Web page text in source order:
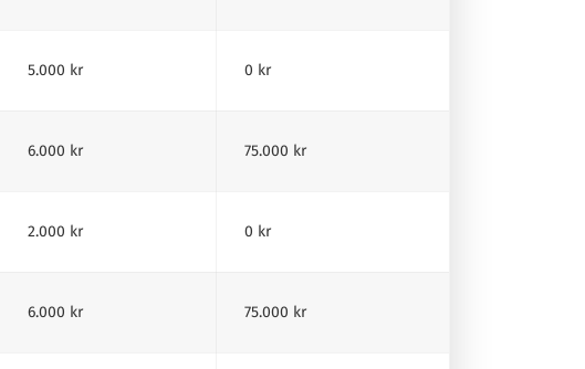
5.000 kr 0 kr
6.000 kr 75.000 kr
2.000 kr 0 kr
6.000 kr 75.000 kr